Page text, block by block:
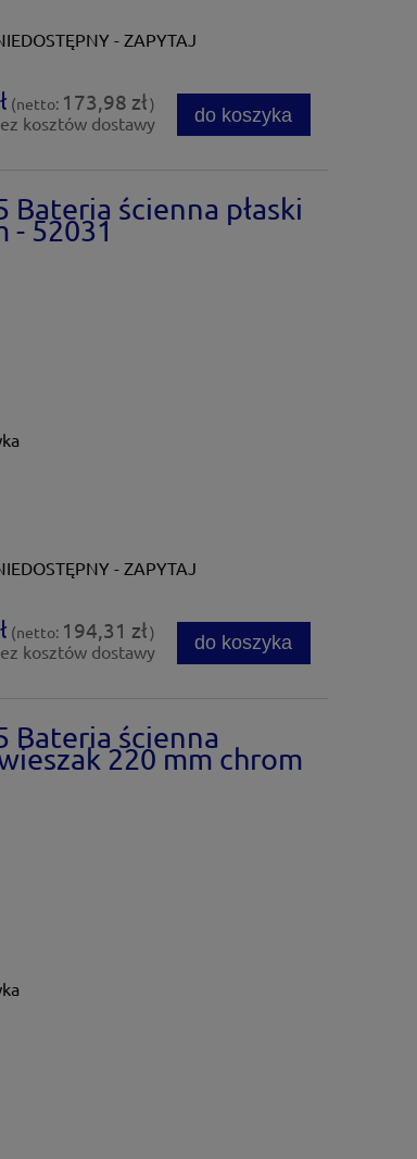
- ZAPYTAJ
(netto: 173,98 zł)
kosztów dostawy do koszyka
Bateria ścienna płaski
- 52031
- ZAPYTAJ
(netto: 194,31 zł)
kosztów dostawy do koszyka
Bateria ścienna
220 mm chrom